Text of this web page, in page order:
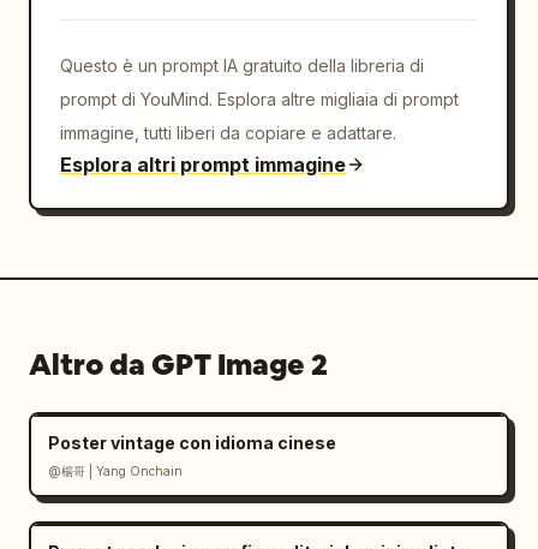
Questo è un prompt IA gratuito della libreria di
prompt di YouMind. Esplora altre migliaia di prompt
immagine, tutti liberi da copiare e adattare.
Esplora altri prompt immagine
Altro da GPT Image 2
Poster vintage con idioma cinese
@楊哥 | Yang Onchain